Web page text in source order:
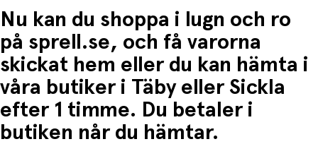
Nu kan du shoppa i lugn och ro
på sprell.se, och få varorna
skickat hem eller du kan hämta i
våra butiker i Täby eller Sickla
efter 1 timme. Du betaler i
butiken når du hämtar.